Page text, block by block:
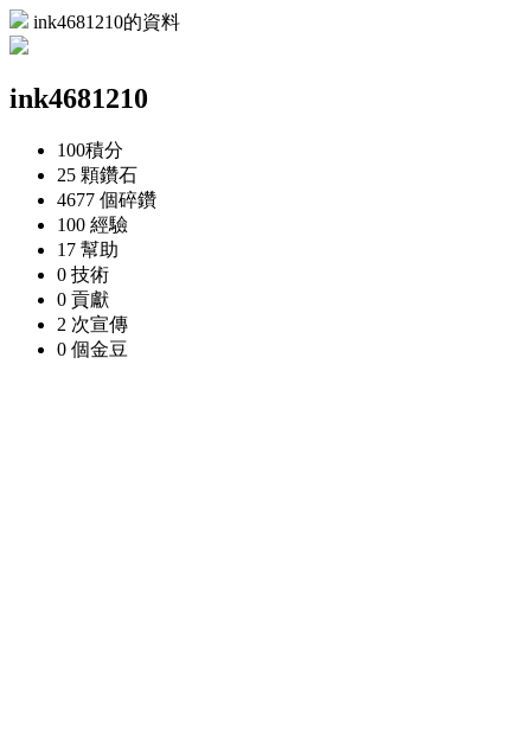
ink4681210的資料
ink4681210
100積分
25 顆鑽石
4677 個碎鑽
100 經驗
17 幫助
0 技術
0 貢獻
2 次宣傳
0 個金豆